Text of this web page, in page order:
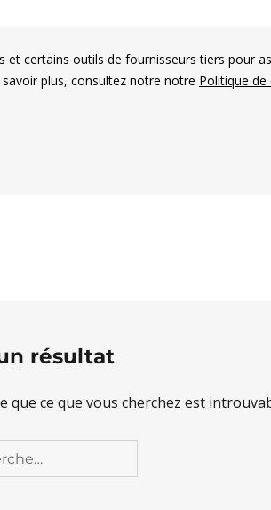
et certains outils de fournisseurs tiers pour
plus, consultez notre notre Politique
résultat
que ce que vous cherchez est